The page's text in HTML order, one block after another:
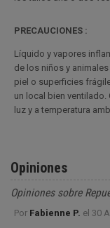
PRECAUCIONES :
Líquido y vapores
de los niños y
piel o superficies
un local bien ventilado.
luz y a temperatura
Opiniones
Opiniones sobre
Por Fabienne P. el 30